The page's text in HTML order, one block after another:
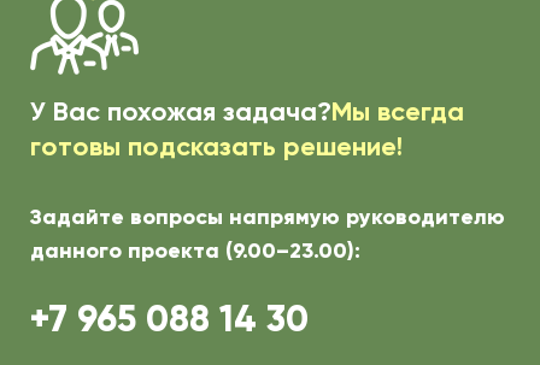
У Вас похожая задача?Мы всегда
готовы подсказать решение!
Задайте вопросы напрямую руководителю
данного проекта (9.00–23.00):
+7 965 088 14 30